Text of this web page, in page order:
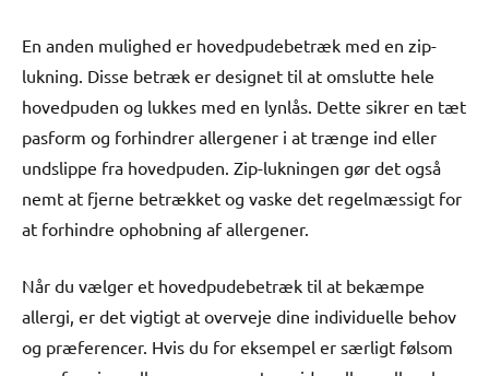
En anden mulighed er hovedpudebetræk med en zip-
lukning. Disse betræk er designet til at omslutte hele
hovedpuden og lukkes med en lynlås. Dette sikrer en tæt
pasform og forhindrer allergener i at trænge ind eller
undslippe fra hovedpuden. Zip-lukningen gør det også
nemt at fjerne betrækket og vaske det regelmæssigt for
at forhindre ophobning af allergener.
Når du vælger et hovedpudebetræk til at bekæmpe
allergi, er det vigtigt at overveje dine individuelle behov
og præferencer. Hvis du for eksempel er særligt følsom